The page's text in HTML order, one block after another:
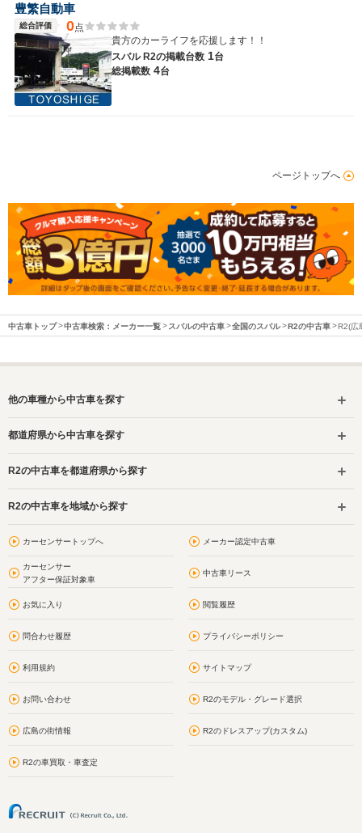
豊繁自動車
総合評価 0点
貴方のカーライフを応援します！！
スバル R2の掲載台数 1台
総掲載数 4台
ページトップへ
中古車トップ 中古車検索：メーカー一覧 スバルの中古車 全国のスバル R2の中古車 R2(広
他の車種から中古車を探す
都道府県から中古車を探す
R2の中古車を都道府県から探す
R2の中古車を地域から探す
カーセンサートップへ メーカー認定中古車
カーセンサー
アフター保証対象車
中古車リース
お気に入り 閲覧履歴
問合わせ履歴 プライバシーポリシー
利用規約 サイトマップ
お問い合わせ R2のモデル・グレード選択
広島の街情報 R2のドレスアップ(カスタム)
R2の車買取・車査定